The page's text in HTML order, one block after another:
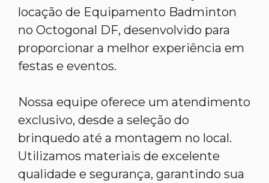
locação de Equipamento Badminton
no Octogonal DF, desenvolvido para
proporcionar a melhor experiência em
festas e eventos.
Nossa equipe oferece um atendimento
exclusivo, desde a seleção do
brinquedo até a montagem no local.
Utilizamos materiais de excelente
qualidade e segurança, garantindo sua